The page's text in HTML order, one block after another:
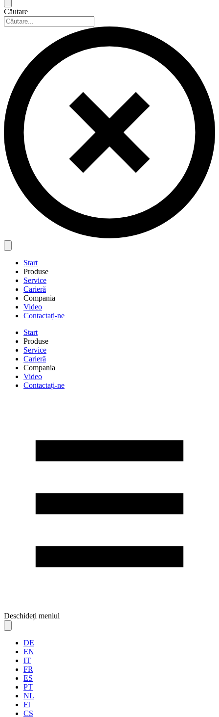
Căutare
Start
Produse
Service
Carieră
Compania
Video
Contactați-ne
Start
Produse
Service
Carieră
Compania
Video
Contactați-ne
Deschideți meniul
DE
EN
IT
FR
ES
PT
NL
FI
CS